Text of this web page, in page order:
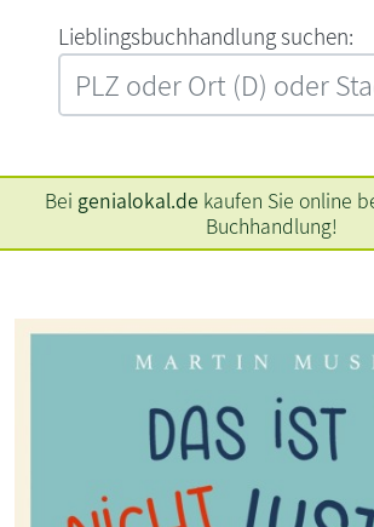
L‍i‍e‍b‍l‍i‍n‍g‍s‍b‍u‍c‍h‍h‍a‍n‍d‍l‍u‍n‍g‍ ‍s‍u‍c‍h‍e‍n‍:‍
Bei genialokal.de kaufen Sie online
Buchhandlung!